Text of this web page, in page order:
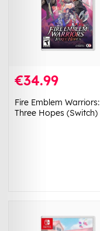
€34.99
Fire Emblem Warriors:
Three Hopes (Switch)